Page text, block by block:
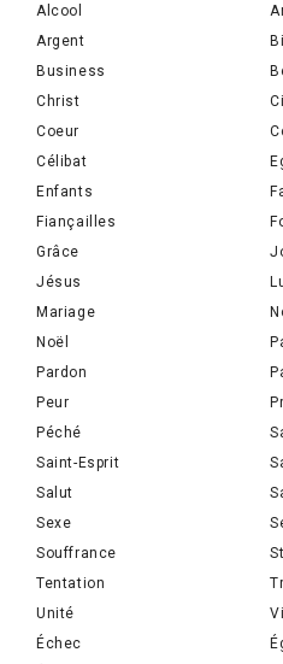
Alcool
Argent
Business
Christ
Coeur
Célibat
Enfants
Fiançailles
Grâce
Jésus
Mariage
Noël
Pardon
Peur
Péché
Saint-Esprit
Salut
Sexe
Souffrance
Tentation
Unité
Échec